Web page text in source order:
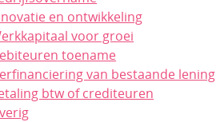
en ontwikkeling
voor groei
toename
van bestaande lening
btw of crediteuren